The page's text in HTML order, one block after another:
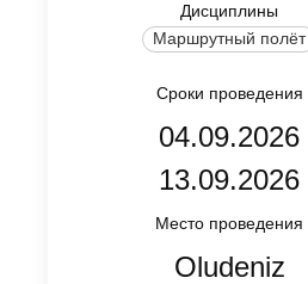
Дисциплины
Маршрутный полёт
Сроки проведения
04.09.2026
13.09.2026
Место проведения
Oludeniz